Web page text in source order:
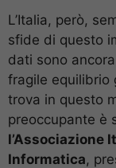
L’Italia, però,
sfide di questo
dati sono
fragile equilibrio
trova in questo
preoccupante è
l’Associazione
Informatica,